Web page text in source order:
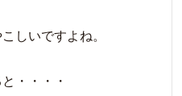
しいですよね。
・・・・